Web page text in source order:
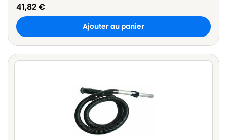
41,82€
Ajouter au panier